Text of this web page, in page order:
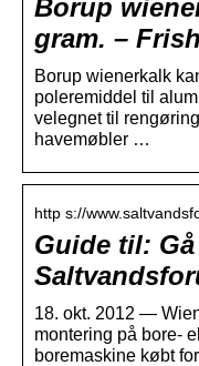
Borup
gram. –
Borup wienerkalk
poleremiddel til
velegnet til
havemøbler …
http s://
Guide til:
18. okt. 2012 —
montering på bore-
boremaskine købt